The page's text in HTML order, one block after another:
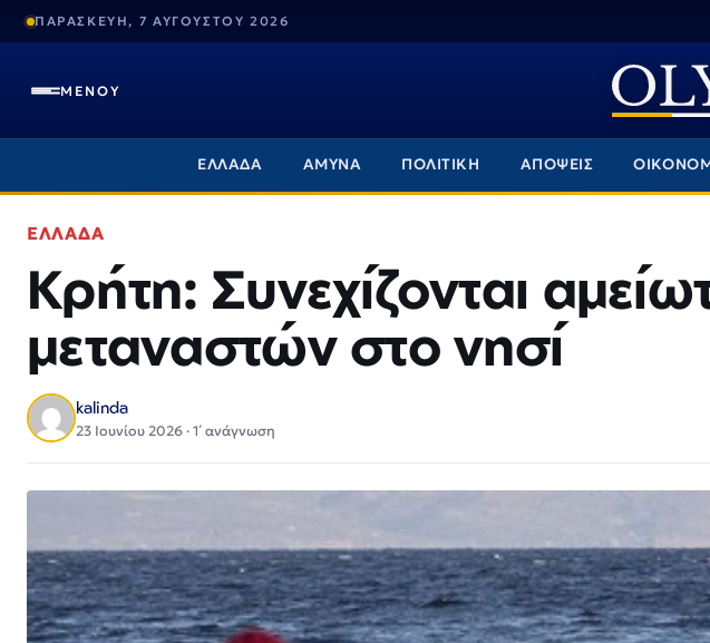
ΠΑΡΑΣΚΕΥΗ, 7 ΑΥΓΟΥΣΤΟΥ 2026
ΜΕΝΟΥ
ΕΛΛΑΔΑ ΑΜΥΝΑ ΠΟΛΙΤΙΚΗ ΑΠΟΨΕΙΣ
ΕΛΛΑΔΑ
Κρήτη: Συνεχίζονται
μεταναστών στο νησί
kalinda
23 Ιουνίου 2026 · 1΄ ανάγνωση